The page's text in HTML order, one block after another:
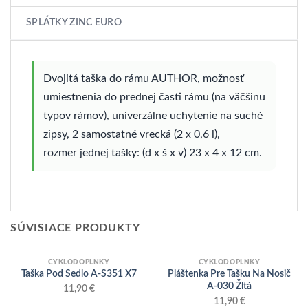
SPLÁTKY ZINC EURO
Dvojitá taška do rámu AUTHOR, možnosť
umiestnenia do prednej časti rámu (na väčšinu
typov rámov), univerzálne uchytenie na suché
zipsy, 2 samostatné vrecká (2 x 0,6 l),
rozmer jednej tašky: (d x š x v) 23 x 4 x 12 cm.
SÚVISIACE PRODUKTY
CYKLODOPLNKY
Taška Pod Sedlo A-S351 X7
11,90 €
CYKLODOPLNKY
Pláštenka Pre Tašku Na Nosič
A-030 Žltá
11,90 €